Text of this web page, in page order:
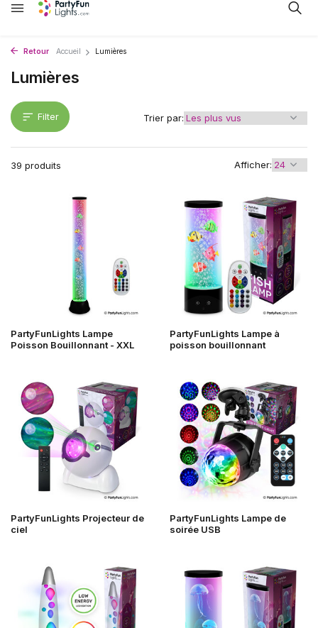
Retour Accueil Lumières
Lumières
Filter
39 produits Afficher:
Trier par:
PartyFunLights Lampe
Poisson Bouillonnant - XXL
PartyFunLights Lampe à
poisson bouillonnant
PartyFunLights Projecteur de
ciel
PartyFunLights Lampe de
soirée USB